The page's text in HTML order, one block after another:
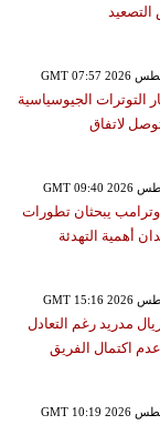
التوترات الجيوسياسية
لاتفاق
يبحثان تطورات
أهمية التهدئة
مدريد رغم التعادل
اكتمال الفريق